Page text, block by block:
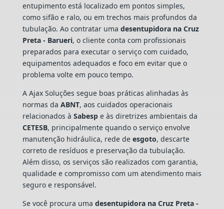
entupimento está localizado em pontos simples,
como sifão e ralo, ou em trechos mais profundos da
tubulação. Ao contratar uma desentupidora na Cruz
Preta - Barueri, o cliente conta com profissionais
preparados para executar o serviço com cuidado,
equipamentos adequados e foco em evitar que o
problema volte em pouco tempo.
A Ajax Soluções segue boas práticas alinhadas às
normas da ABNT, aos cuidados operacionais
relacionados à Sabespe às diretrizes ambientais da
CETESB, principalmente quando o serviço envolve
manutenção hidráulica, rede de esgoto, descarte
correto de resíduos e preservação da tubulação.
Além disso, os serviços são realizados com garantia,
qualidade e compromisso com um atendimento mais
seguro e responsável.
Se você procura uma desentupidora na Cruz Preta -